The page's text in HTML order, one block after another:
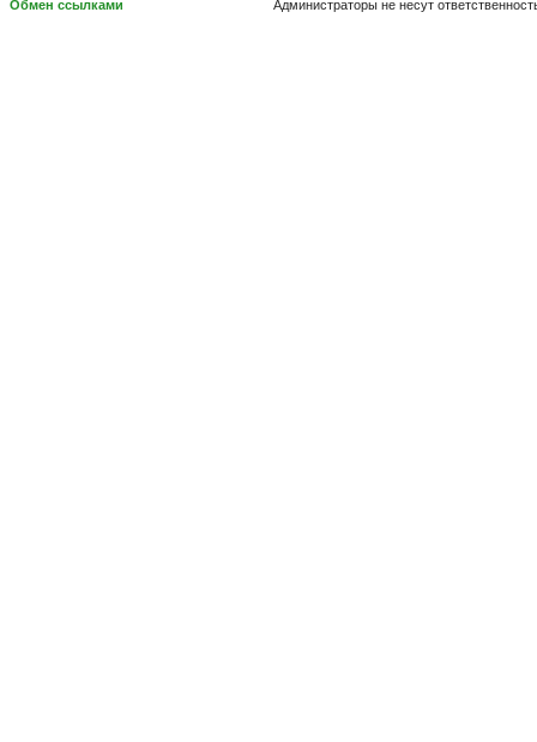
Администраторы не несут
Обмен ссылками